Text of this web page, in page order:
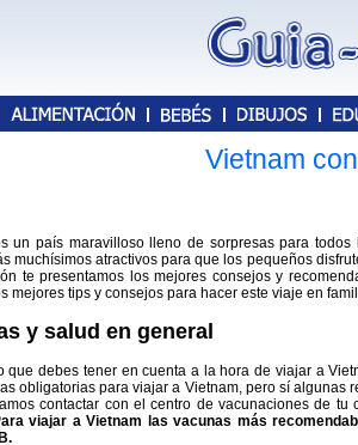
Vietnam
un país maravilloso lleno de sorpresas para
muchísimos atractivos para que los pequeños
te presentamos los mejores consejos y
mejores tips y consejos para hacer este viaje en
y salud en general
que debes tener en cuenta a la hora de viajar a
obligatorias para viajar a Vietnam, pero sí algunas
contactar con el centro de vacunaciones de
viajar a Vietnam las vacunas más